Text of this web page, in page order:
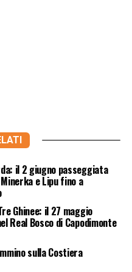
il 2 giugno passeggiata
e Lipu fino a
Ghinee: il 27 maggio
Real Bosco di Capodimonte
sulla Costiera